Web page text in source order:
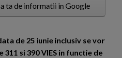
ta de informatii in Google
de 25 iunie inclusiv se vor
si 390 VIES in functie de